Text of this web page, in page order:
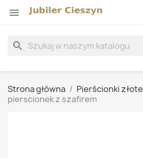

search
Strona główna Pierścionki złote
pierscionek z szafirem